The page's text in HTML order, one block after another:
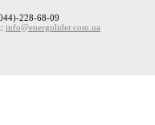
228-68-09
info@energolider.com.ua